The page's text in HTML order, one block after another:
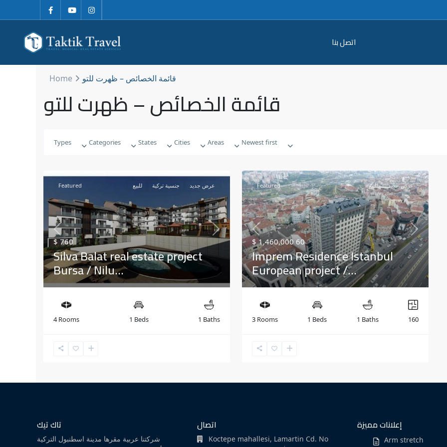
اتصل بنا
Home قائمة الخصائص – ظهرت للتو
قائمة الخصائص – ظهرت للتو
Types Categories States Cities Areas Newest first
Previous Next
Featured للبيع جنسية تركية عرض جديد
$ 760
Silva Balat real estate project
Bursa / Nilu...
4 Rooms 1 Beds 1 Baths
Previous Next
Featured للبيع عرض جديد
$ 1,460,00060
Imprem Residence Istanbul
European project /...
3 Rooms 1 Beds 1 Baths 160
تاك تيك
شركتنا عربية مقرها مدينة اسطنبول التركية
اتصال
Koctepe mahallesi, Lamartin Cd. No
إعلانات مميزة
Arm stretch